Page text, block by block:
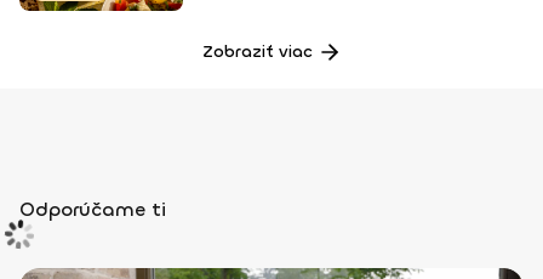
Zobraziť viac
Odporúčame ti